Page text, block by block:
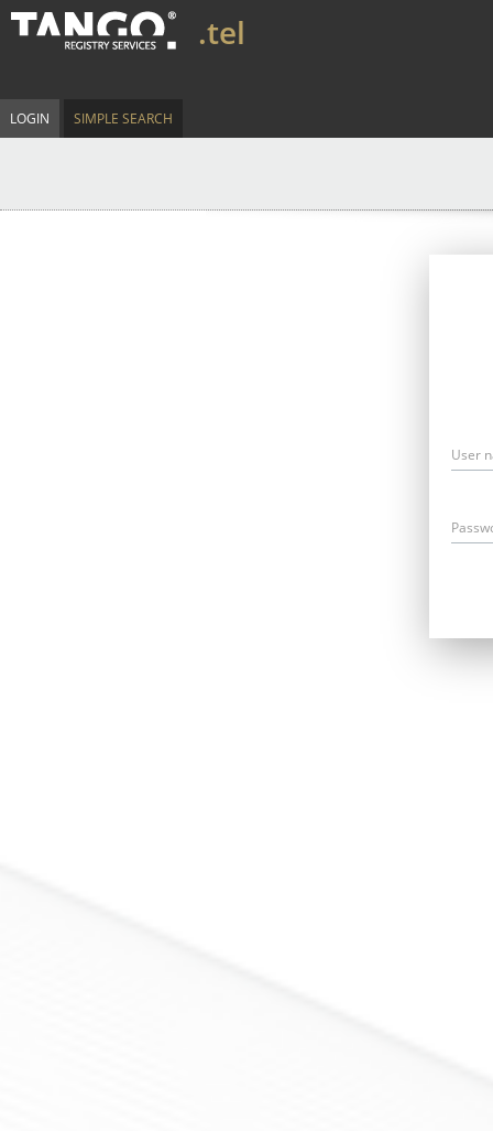
.tel
LOGIN SIMPLE SEARCH
User